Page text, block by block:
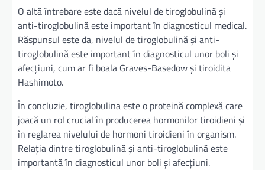
O altă întrebare este dacă nivelul de tiroglobulină și
anti-tiroglobulină este important în diagnosticul medical.
Răspunsul este da, nivelul de tiroglobulină și anti-
tiroglobulină este important în diagnosticul unor boli și
afecțiuni, cum ar fi boala Graves-Basedow și tiroidita
Hashimoto.
În concluzie, tiroglobulina este o proteină complexă care
joacă un rol crucial în producerea hormonilor tiroidieni și
în reglarea nivelului de hormoni tiroidieni în organism.
Relația dintre tiroglobulină și anti-tiroglobulină este
importantă în diagnosticul unor boli și afecțiuni.